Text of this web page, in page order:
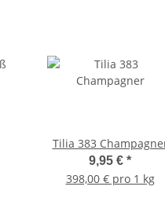
Tilia 383
9,95 € *
398,00 € pro 1 kg